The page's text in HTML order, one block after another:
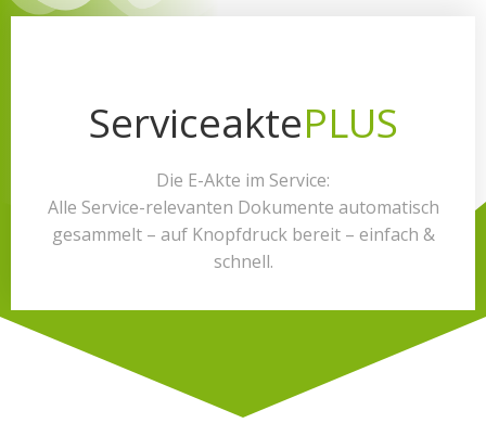
ServiceaktePLUS
Die E-Akte im Service:
Alle Service-relevanten Dokumente automatisch
gesammelt – auf Knopfdruck bereit – einfach &
schnell.